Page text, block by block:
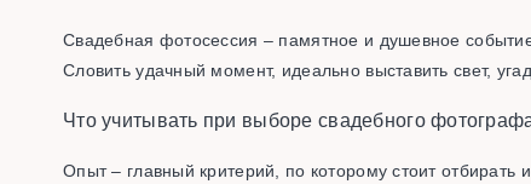
Свадебная фотосессия – памятное и душевное
Словить удачный момент, идеально выставить свет,
Что учитывать при выборе свадебного
Опыт – главный критерий, по которому стоит